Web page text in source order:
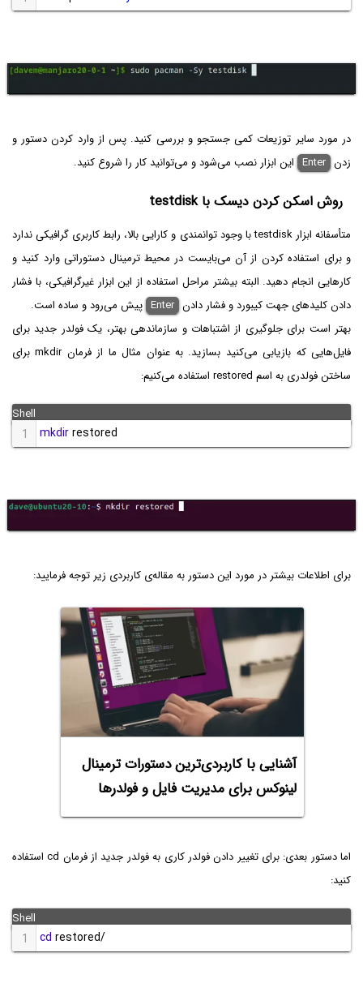
در مورد سایر توزیعات کمی جستجو و بررسی کنید. پس از وارد کردن دستور و
زدن Enter این ابزار نصب می‌شود و می‌توانید کار را شروع کنید.
روش اسکن کردن دیسک با testdisk
متأسفانه ابزار testdisk با وجود توانمندی و کارایی بالا، رابط کاربری گرافیکی ندارد
و برای استفاده کردن از آن می‌بایست در محیط ترمینال دستوراتی وارد کنید و
کارهایی انجام دهید. البته بیشتر مراحل استفاده از این ابزار غیرگرافیکی، با فشار
دادن کلیدهای جهت کیبورد و فشار دادن Enter پیش می‌رود و ساده است.
بهتر است برای جلوگیری از اشتباهات و سازماندهی بهتر، یک فولدر جدید برای
فایل‌هایی که بازیابی می‌کنید بسازید. به عنوان مثال ما از فرمان mkdir برای
ساختن فولدری به اسم restored استفاده می‌کنیم:
1 mkdir restored
برای اطلاعات بیشتر در مورد این دستور به مقاله‌ی کاربردی زیر توجه فرمایید:
آشنایی با کاربردی‌ترین دستورات ترمینال
لینوکس برای مدیریت فایل و فولدرها
اما دستور بعدی: برای تغییر دادن فولدر کاری به فولدر جدید از فرمان cd استفاده
کنید:
1 cd restored/